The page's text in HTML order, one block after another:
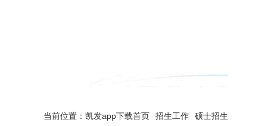
当前位置： 凯发app下载首页 招生工作 硕士招生